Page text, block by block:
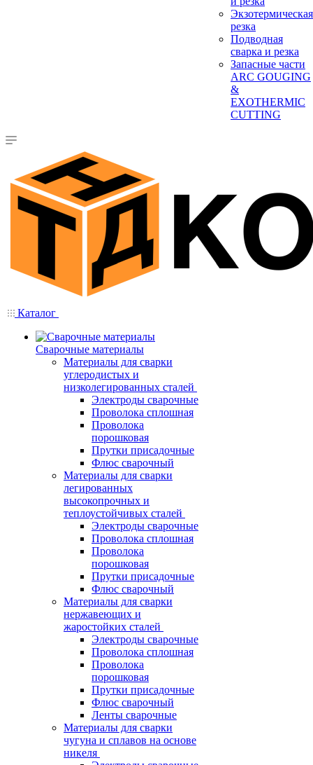
Экзотермическая
резка
Подводная
сварка и резка
Запасные части
ARC GOUGING
&
EXOTHERMIC
CUTTING
Каталог
Сварочные материалы
Материалы для сварки
углеродистых и
низколегированных сталей
Электроды сварочные
Проволока сплошная
Проволока
порошковая
Прутки присадочные
Флюс сварочный
Материалы для сварки
легированных
высокопрочных и
теплоустойчивых сталей
Электроды сварочные
Проволока сплошная
Проволока
порошковая
Прутки присадочные
Флюс сварочный
Материалы для сварки
нержавеющих и
жаростойких сталей
Электроды сварочные
Проволока сплошная
Проволока
порошковая
Прутки присадочные
Флюс сварочный
Ленты сварочные
Материалы для сварки
чугуна и сплавов на основе
никеля